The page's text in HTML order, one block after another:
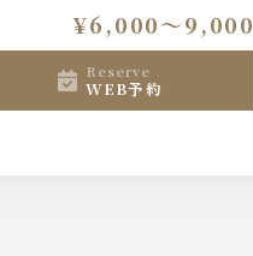
¥6,000〜9,000
reserve
WEB予約